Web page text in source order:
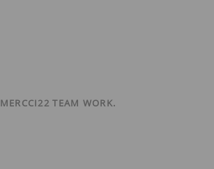
MERCCI22 TEAM WORK.